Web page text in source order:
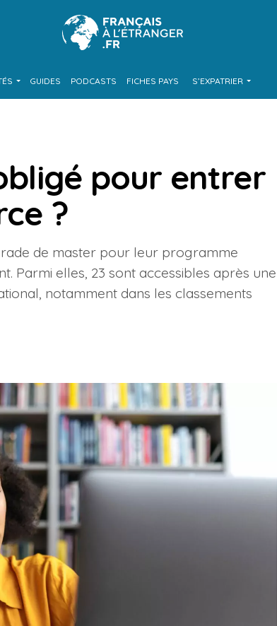
GUIDES PODCASTS FICHES PAYS S’EXPATRIER
pour entrer
?
de master pour leur programme
Parmi elles, 23 sont accessibles après une
notamment dans les classements